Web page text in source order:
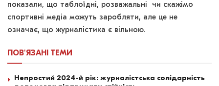
показали, що таблоїдні, розважальні чи скажімо
спортивні медіа можуть заробляти, але це не
означає, що журналістика є вільною.
ПОВ'ЯЗАНІ ТЕМИ
Непростий 2024-й рік: журналістська солідарність